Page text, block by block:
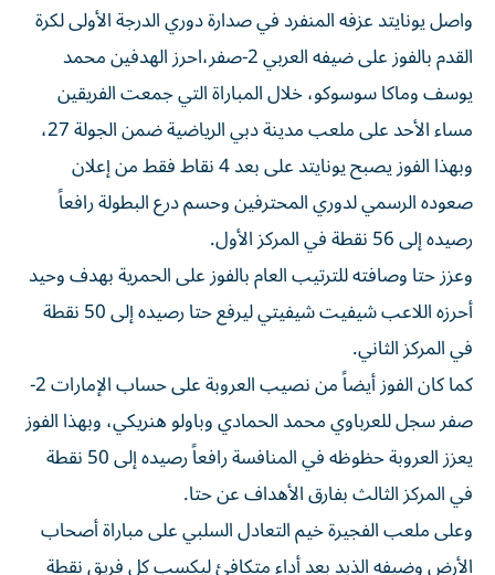
واصل يونايتد عزفه المنفرد في صدارة دوري الدرجة الأولى لكرة
القدم بالفوز على ضيفه العربي 2-صفر،احرز الهدفين محمد
يوسف وماكا سوسوكو، خلال المباراة التي جمعت الفريقين
مساء الأحد على ملعب مدينة دبي الرياضية ضمن الجولة 27،
وبهذا الفوز يصبح يونايتد على بعد 4 نقاط فقط من إعلان
صعوده الرسمي لدوري المحترفين وحسم درع البطولة رافعاً
رصيده إلى 56 نقطة في المركز الأول.
وعزز حتا وصافته للترتيب العام بالفوز على الحمرية بهدف وحيد
أحرزه اللاعب شيفيت شيفيتي ليرفع حتا رصيده إلى 50 نقطة
في المركز الثاني.
كما كان الفوز أيضاً من نصيب العروبة على حساب الإمارات 2-
صفر سجل للعرباوي محمد الحمادي وباولو هنريكي، وبهذا الفوز
يعزز العروبة حظوظه في المنافسة رافعاً رصيده إلى 50 نقطة
في المركز الثالث بفارق الأهداف عن حتا.
وعلى ملعب الفجيرة خيم التعادل السلبي على مباراة أصحاب